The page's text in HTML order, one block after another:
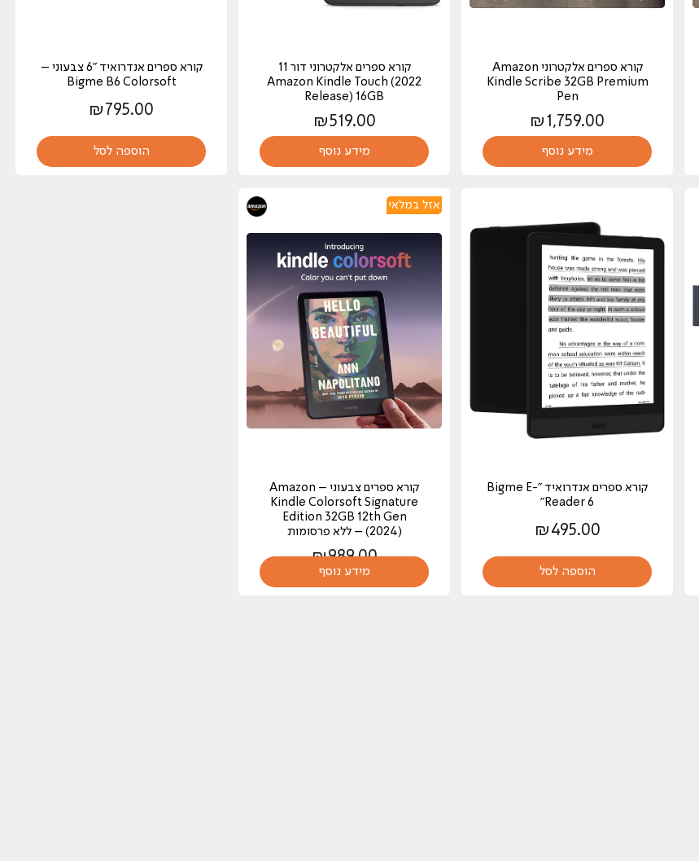
קורא ספרים אלקטרוני Amazon
Kindle Scribe 32GB Premium
Pen
₪ 1,759.00
מידע נוסף
קורא ספרים אלקטרוני דור 11
Amazon Kindle Touch (2022
Release) 16GB
₪519.00
מידע נוסף
קורא ספרים אנדרואיד "6 צבעוני –
Bigme B6 Colorsoft
₪ 795.00
הוספה לסל
קורא ספרים אנדרואיד "Bigme E-
Reader 6"
₪ 495.00
הוספה לסל
אזל במלאי
קורא ספרים צבעוני – Amazon
Kindle Colorsoft Signature
Edition 32GB 12th Gen
(2024) – ללא פרסומות
₪989.00
מידע נוסף